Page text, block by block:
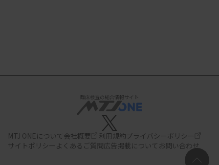
臨床検査の総合情報サイト
MTJ ONEについて会社概要 利用規約プライバシーポリシー
サイトポリシー よくあるご質問広告掲載について お問い合わせ